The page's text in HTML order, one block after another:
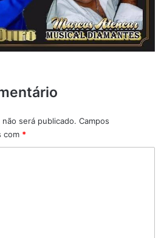
será publicado. Campos
com *